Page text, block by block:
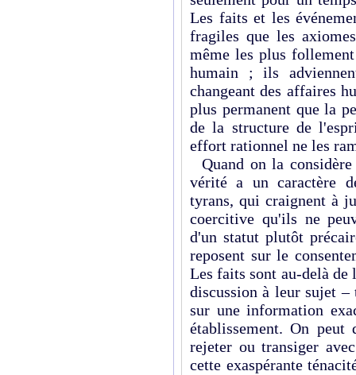
Les faits et les
fragiles que les
même les plus
humain ; ils
changeant des affaires
plus permanent que la
de la structure de
effort rationnel ne les
Quand on la
vérité a un caractère
tyrans, qui craignent à
coercitive qu'ils ne
d'un statut plutôt
reposent sur le
Les faits sont au-delà de
discussion à leur sujet
sur une information
établissement. On
rejeter ou transiger
cette exaspérante